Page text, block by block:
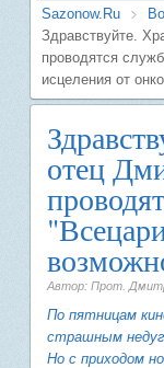
Sazonow.Ru
Здравствуйте.
проводятся
исцеления от
отец
Автор: Прот.
По пятницам
страшным
Но с приходом